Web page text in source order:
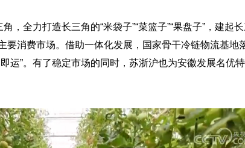
全力打造长三角的“米袋子”“菜篮子”“果盘子”，建起
要消费市场。借助一体化发展，国家骨干冷链物流基地
运”。有了稳定市场的同时，苏浙沪也为安徽发展名优